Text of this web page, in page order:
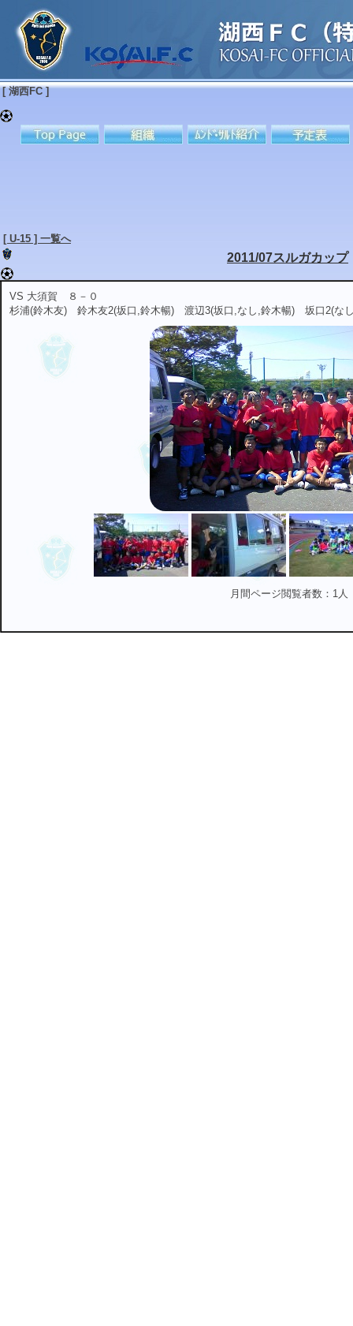
[ 湖西FC ]
[ U-15 ] 一覧へ
2011/07スルガカップ
VS 大須賀 ８－０
杉浦(鈴木友) 鈴木友2(坂口,鈴木暢) 渡辺3(坂口,なし,鈴木暢) 坂口2(な
月間ページ閲覧者数：1人